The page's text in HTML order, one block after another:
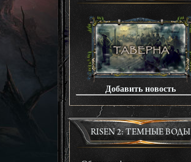
Добавить новость
RISEN 2: ТЕМНЫЕ ВОДЫ